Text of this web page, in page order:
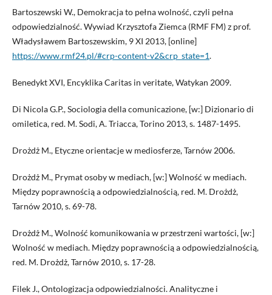
Bartoszewski W., Demokracja to pełna wolność, czyli pełna
odpowiedzialność. Wywiad Krzysztofa Ziemca (RMF FM) z prof.
Władysławem Bartoszewskim, 9 XI 2013, [online]
https://www.rmf24.pl/#crp-content-v2&crp_state=1.
Benedykt XVI, Encyklika Caritas in veritate, Watykan 2009.
Di Nicola G.P., Sociologia della comunicazione, [w:] Dizionario di
omiletica, red. M. Sodi, A. Triacca, Torino 2013, s. 1487-1495.
Drożdż M., Etyczne orientacje w mediosferze, Tarnów 2006.
Drożdż M., Prymat osoby w mediach, [w:] Wolność w mediach.
Między poprawnością a odpowiedzialnością, red. M. Drożdż,
Tarnów 2010, s. 69-78.
Drożdż M., Wolność komunikowania w przestrzeni wartości, [w:]
Wolność w mediach. Między poprawnością a odpowiedzialnością,
red. M. Drożdż, Tarnów 2010, s. 17-28.
Filek J., Ontologizacja odpowiedzialności. Analityczne i